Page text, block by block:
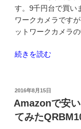
録
画”
の
す。9千円台で買い
ワークカメラです
ットワークカメラ
“Amazon
え
る
PTZ
対
続きを読む
投
稿
日:
2016年8月15日
Amazonで安
てみた